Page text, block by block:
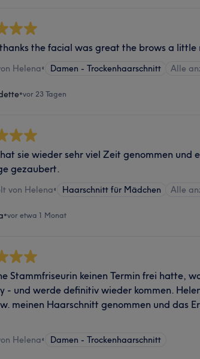
the facial was great the brows a little
Helena• Damen - Trockenhaarschnitt Alle
•vor 23 Tagen
sie wieder sehr viel Zeit genommen und
gezaubert.
von Helena• Haarschnitt für Mädchen Alle
•vor etwa 1 Monat
Stammfriseurin keinen Termin frei hatte,
- und werde definitiv wieder kommen.
meinen Haarschnitt genommen und das
Helena• Damen - Trockenhaarschnitt